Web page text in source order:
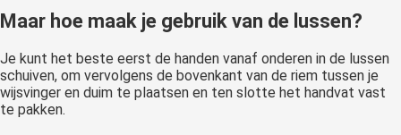
Maar hoe maak je gebruik van de lussen?
Je kunt het beste eerst de handen vanaf onderen in de lussen
schuiven, om vervolgens de bovenkant van de riem tussen je
wijsvinger en duim te plaatsen en ten slotte het handvat vast
te pakken.